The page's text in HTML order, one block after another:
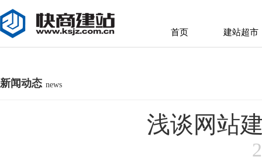
建站超市
建站超市
首页
首页
新闻动态 news
浅谈网站